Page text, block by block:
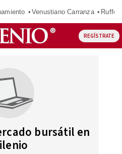
Venustiano Carranza Ruffo
REGÍSTRATE
bursátil en